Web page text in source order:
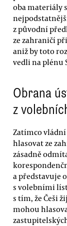
oba materiály
z původní
ze zahraničí
aniž by toto
vedli na plénu
Obrana
z
Zatímco
hlasovat ze
zásadně
a představuje
s volebními
s tím, že Češi
mohou